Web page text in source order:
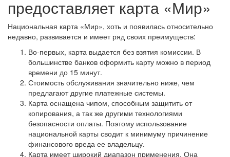
предоставляет карта «Мир»
Национальная карта «Мир», хоть и появилась относительно
недавно, развивается и имеет ряд своих преимуществ:
Во-первых, карта выдается без взятия комиссии. В
большинстве банков оформить карту можно в период
времени до 15 минут.
Стоимость обслуживания значительно ниже, чем
предлагают другие платежные системы.
Карта оснащена чипом, способным защитить от
копирования, а так же другими технологиями
безопасности оплаты. Поэтому использование
национальной карты сводит к минимуму причинение
финансового вреда ее владельцу.
Карта имеет широкий диапазон применения. Она